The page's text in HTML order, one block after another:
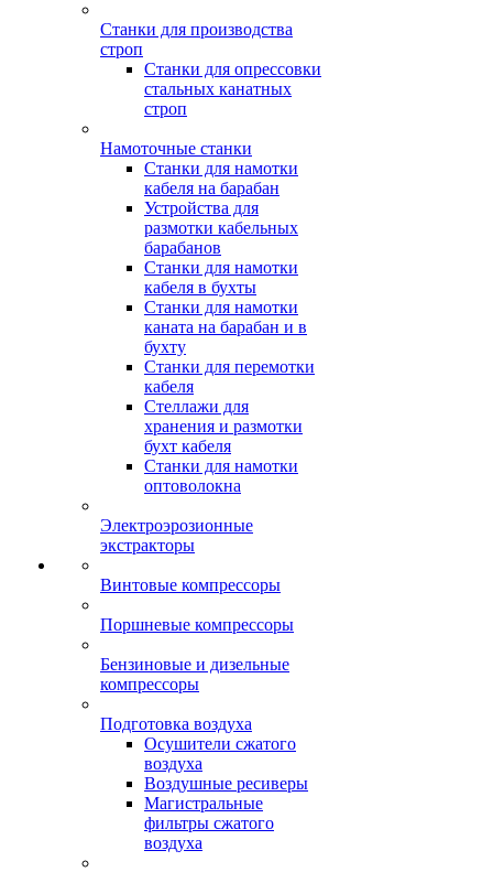
Станки для производства
строп
Станки для опрессовки
стальных канатных
строп
Намоточные станки
Станки для намотки
кабеля на барабан
Устройства для
размотки кабельных
барабанов
Станки для намотки
кабеля в бухты
Станки для намотки
каната на барабан и в
бухту
Станки для перемотки
кабеля
Стеллажи для
хранения и размотки
бухт кабеля
Станки для намотки
оптоволокна
Электроэрозионные
экстракторы
Винтовые компрессоры
Поршневые компрессоры
Бензиновые и дизельные
компрессоры
Подготовка воздуха
Осушители сжатого
воздуха
Воздушные ресиверы
Магистральные
фильтры сжатого
воздуха